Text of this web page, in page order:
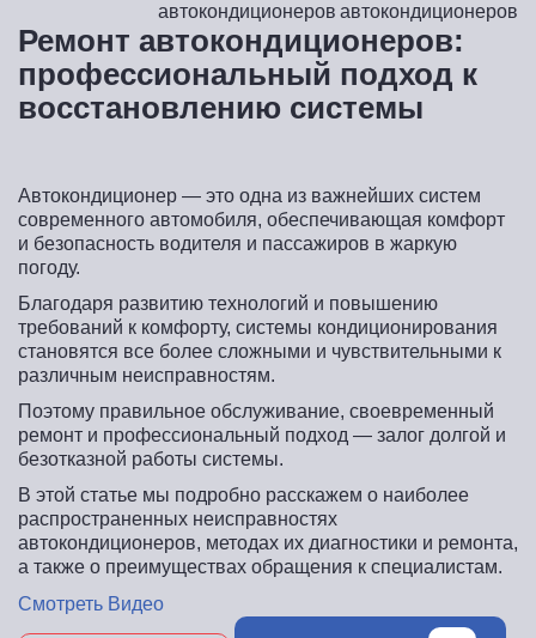
автокондиционеров автокондиционеров
Ремонт автокондиционеров:
профессиональный подход к
восстановлению системы
Автокондиционер — это одна из важнейших систем
современного автомобиля, обеспечивающая комфорт
и безопасность водителя и пассажиров в жаркую
погоду.
Благодаря развитию технологий и повышению
требований к комфорту, системы кондиционирования
становятся все более сложными и чувствительными к
различным неисправностям.
Поэтому правильное обслуживание, своевременный
ремонт и профессиональный подход — залог долгой и
безотказной работы системы.
В этой статье мы подробно расскажем о наиболее
распространенных неисправностях
автокондиционеров, методах их диагностики и ремонта,
а также о преимуществах обращения к специалистам.
Смотреть Видео